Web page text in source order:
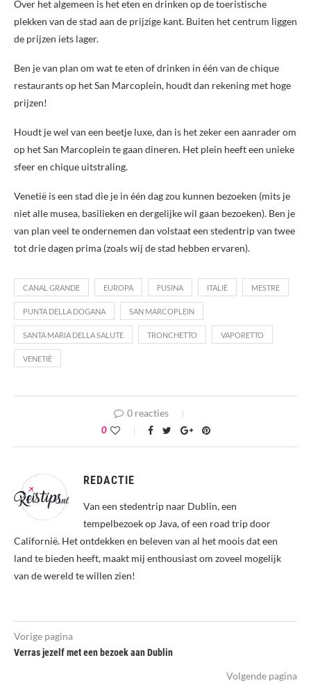
Over het algemeen is het eten en drinken op de toeristische
plekken van de stad aan de prijzige kant. Buiten het centrum liggen
de prijzen iets lager.
Ben je van plan om wat te eten of drinken in één van de chique
restaurants op het San Marcoplein, houdt dan rekening met hoge
prijzen!
Houdt je wel van een beetje luxe, dan is het zeker een aanrader om
op het San Marcoplein te gaan dineren. Het plein heeft een unieke
sfeer en chique uitstraling.
Venetië is een stad die je in één dag zou kunnen bezoeken (mits je
niet alle musea, basilieken en dergelijke wil gaan bezoeken). Ben je
van plan veel te ondernemen dan volstaat een stedentrip van twee
tot drie dagen prima (zoals wij de stad hebben ervaren).
CANAL GRANDE EUROPA FUSINA ITALIË MESTRE
PUNTA DELLA DOGANA SAN MARCOPLEIN
SANTA MARIA DELLA SALUTE TRONCHETTO VAPORETTO
VENETIË
0 reacties
0
REDACTIE
Van een stedentrip naar Dublin, een
tempelbezoek op Java, of een road trip door
Californië. Het ontdekken en beleven van al het moois dat een
land te bieden heeft, maakt mij enthousiast om zoveel mogelijk
van de wereld te willen zien!
Vorige pagina
Verras jezelf met een bezoek aan Dublin
Volgende pagina